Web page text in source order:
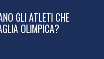
GLI ATLETI CHE
OLIMPICA?